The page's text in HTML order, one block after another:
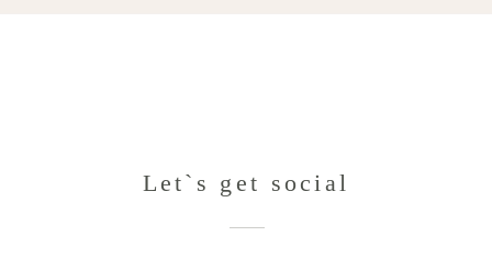
Let`s get social